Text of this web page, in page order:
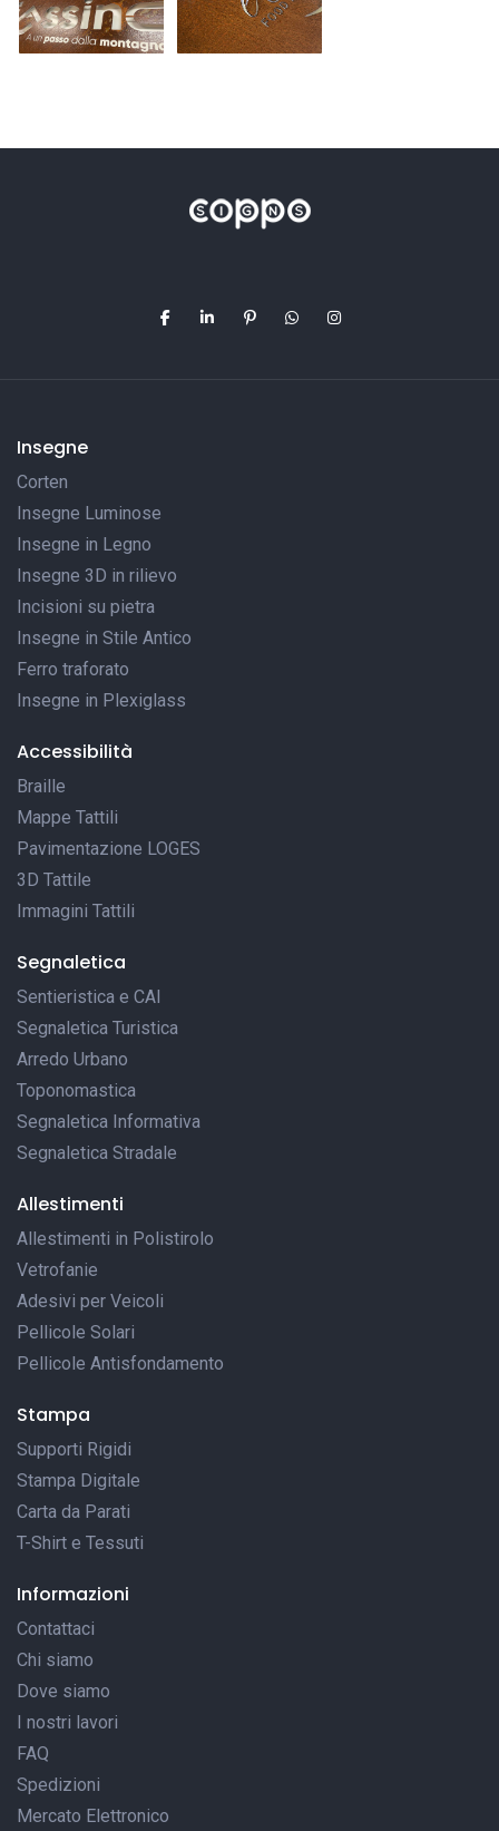
Insegne
Corten
Insegne Luminose
Insegne in Legno
Insegne 3D in rilievo
Incisioni su pietra
Insegne in Stile Antico
Ferro traforato
Insegne in Plexiglass
Accessibilità
Braille
Mappe Tattili
Pavimentazione LOGES
3D Tattile
Immagini Tattili
Segnaletica
Sentieristica e CAI
Segnaletica Turistica
Arredo Urbano
Toponomastica
Segnaletica Informativa
Segnaletica Stradale
Allestimenti
Allestimenti in Polistirolo
Vetrofanie
Adesivi per Veicoli
Pellicole Solari
Pellicole Antisfondamento
Stampa
Supporti Rigidi
Stampa Digitale
Carta da Parati
T-Shirt e Tessuti
Informazioni
Contattaci
Chi siamo
Dove siamo
I nostri lavori
FAQ
Spedizioni
Mercato Elettronico